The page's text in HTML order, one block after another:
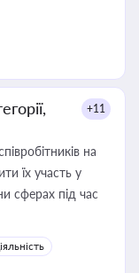
+11
на
їх участь у
сферах під час